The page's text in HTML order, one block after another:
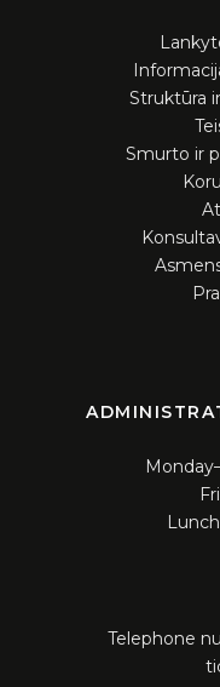
Struktūra
Smurto ir
Telephone